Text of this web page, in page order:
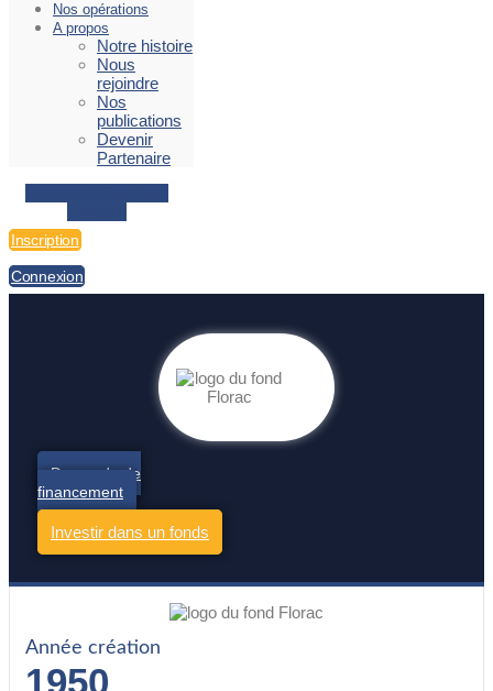
Nos opérations
A propos
Notre histoire
Nous
rejoindre
Nos
publications
Devenir
Partenaire
Inscription
Connexion
Demande de
financement
Investir dans un fonds
Année création
1950